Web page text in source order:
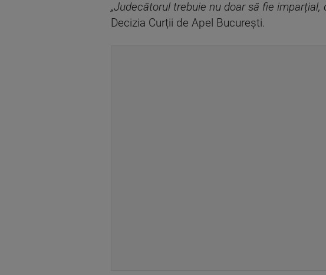
„Judecătorul trebuie nu doar să fie
Decizia Curții de Apel București.